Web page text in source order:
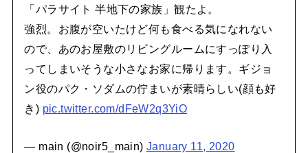
「パラサイト 半地下の家族」観たよ。
強烈。お腹が空いたけど何も食べる気になれない
ので、あのお屋敷のリビングルームにすっぽり入
ってしまいそうな小さなお家に帰ります。ギジョ
ン役のパク・ソダムの佇まいが素晴らしい(顔も好
き) pic.twitter.com/dFeW2q3YiO
— main (@noir5_main) January 11, 2020